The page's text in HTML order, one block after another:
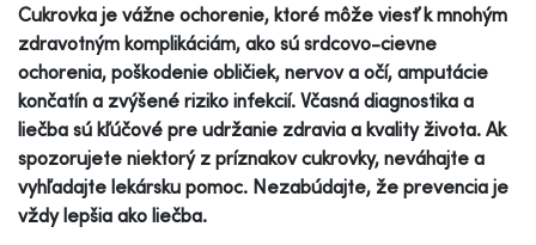
Cukrovka je vážne ochorenie, ktoré môže viesť k mnohým
zdravotným komplikáciám, ako sú srdcovo-cievne
ochorenia, poškodenie obličiek, nervov a očí, amputácie
končatín a zvýšené riziko infekcií. Včasná diagnostika a
liečba sú kľúčové pre udržanie zdravia a kvality života. Ak
spozorujete niektorý z príznakov cukrovky, neváhajte a
vyhľadajte lekársku pomoc. Nezabúdajte, že prevencia je
vždy lepšia ako liečba.